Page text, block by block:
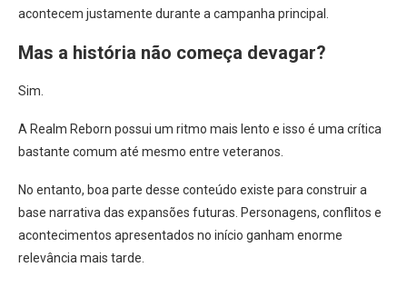
acontecem justamente durante a campanha principal.
Mas a história não começa devagar?
Sim.
A Realm Reborn possui um ritmo mais lento e isso é uma crítica
bastante comum até mesmo entre veteranos.
No entanto, boa parte desse conteúdo existe para construir a
base narrativa das expansões futuras. Personagens, conflitos e
acontecimentos apresentados no início ganham enorme
relevância mais tarde.